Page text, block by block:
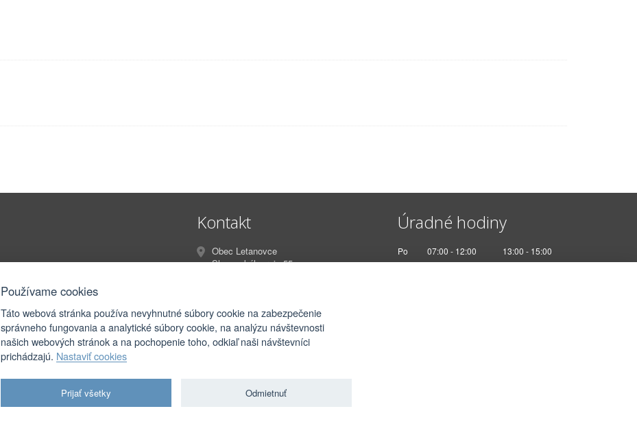
Kontakt
Obec Letanovce
Slovenského raja 55
info@letanovce.sk
podatelna@letanovce.sk
Úradné hodiny
Po 07:00 - 12:00
13:00 - 15:00
Používame cookies
Táto webová stránka používa nevyhnutné súbory cookie na zabezpečenie
správneho fungovania a analytické súbory cookie, na analýzu návštevnosti
našich webových stránok a na pochopenie toho, odkiaľ naši návštevníci
prichádzajú. Nastaviť cookies
Prijať všetky Odmietnuť